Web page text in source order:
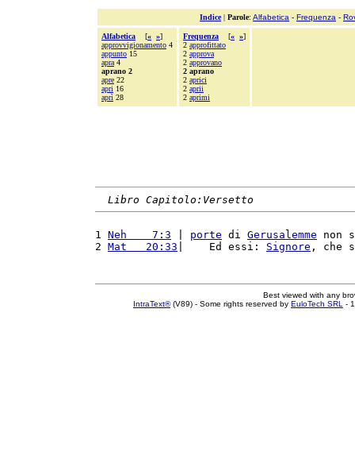
Indice| Parole: Alfabetica - Frequenza -
Alfabetica [« »]
approvvigionamento 4
appunto 15
apra 4
aprano 2
apre 22
apri 16
aprì 28
Frequenza [« »]
2 approfittato
2 approva
2 approvano
2 aprano
2 aprici
2 aprii
2 aprimi
Libro Capitolo:Versetto
1 Neh    7:3 porte di Gerusalemme non
2 Mat   20:33 |    Ed essi: Signore , che
Best viewed with any
IntraText®(V89) - Some rights reserved by EuloTech SRL -